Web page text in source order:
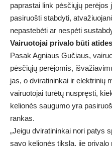
paprastai link pėsčiųjų
pasiruošti stabdyti,
nepastebėti ar nespėti
Vairuotojai privalo būti
Pasak Agniaus Gučiaus,
pėsčiųjų perėjomis,
jas, o dviratininkai ir elektrinių
vairuotojai turėtų nuspręsti,
kelionės saugumo yra
rankas.
„Jeigu dviratininkai nori patys
savo kelionės tikslą, jie privalo